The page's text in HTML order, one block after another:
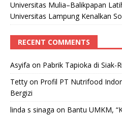
Universitas Mulia–Balikpapan
Universitas Lampung Kenalkan
RECENT COMMENTS
Asyifa on Pabrik Tapioka di Siak-
Tetty on Profil PT Nutrifood
Bergizi
linda s sinaga on Bantu UMKM,